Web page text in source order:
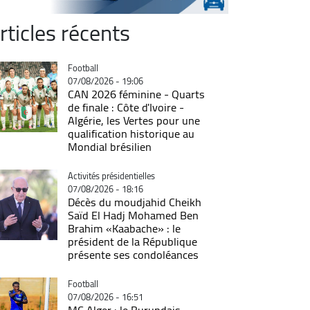
récents
Catégorie
Football
07/08/2026 - 19:06
CAN 2026 féminine - Quarts
de finale : Côte d'Ivoire -
Algérie, les Vertes pour une
qualification historique au
Mondial brésilien
Catégorie
Activités présidentielles
07/08/2026 - 18:16
Décès du moudjahid Cheikh
Saïd El Hadj Mohamed Ben
Brahim «Kaabache» : le
président de la République
présente ses condoléances
Catégorie
Football
07/08/2026 - 16:51